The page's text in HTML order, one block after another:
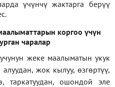
үчүнчү жактарга берүү
коргоо үчүн
чаралар
жеке маалыматын укук
жок кылуу, өзгөртүү,
таркатуудан, ошондой эле